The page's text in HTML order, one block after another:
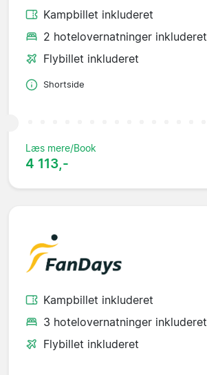
Kampbillet inkluderet
2 hotelovernatninger inkluderet
Flybillet inkluderet
Shortside
Læs mere/Book
4 113,-
Kampbillet inkluderet
3 hotelovernatninger inkluderet
Flybillet inkluderet